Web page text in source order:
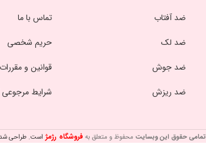
ضد آفتاب
ضد لک
ضد جوش
ضد ریزش
تماس با ما
حریم شخصی
قوانین و مقررات
شرایط مرجوعی
تمامی حقوق این وبسایت محفوظ و متعلق به فروشگاه رژمژ است. طراحی شده